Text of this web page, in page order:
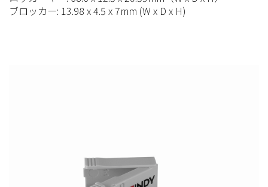
ブロッカー: 13.98 x 4.5 x 7mm (W x D x H)